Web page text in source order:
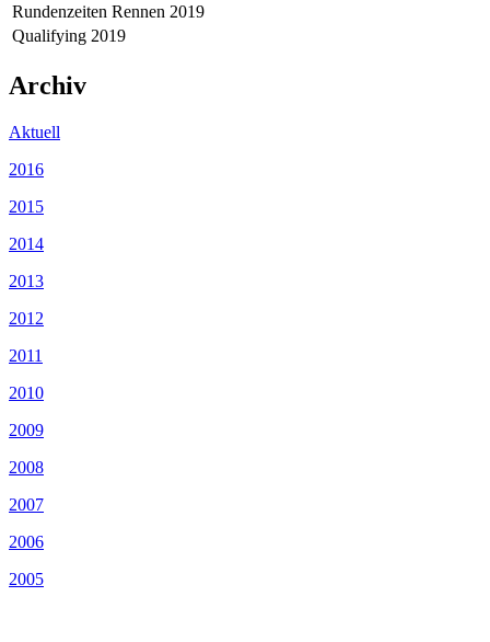
Rundenzeiten Rennen 2019
Qualifying 2019
Archiv
Aktuell
2016
2015
2014
2013
2012
2011
2010
2009
2008
2007
2006
2005